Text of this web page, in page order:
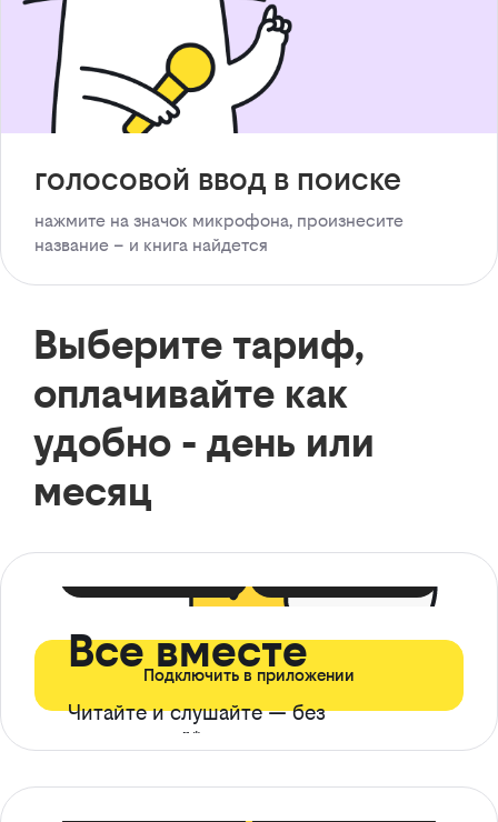
голосовой ввод в поиске
нажмите на значок микрофона, произнесите
название – и книга найдется
Выберите тариф,
оплачивайте как
удобно - день или
месяц
Все вместе
Читайте и слушайте — без
ограничений*
Подключить в приложении